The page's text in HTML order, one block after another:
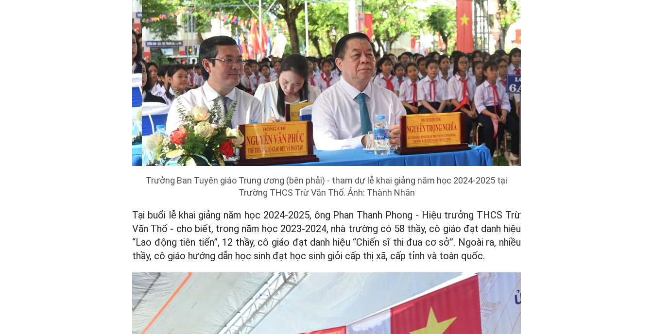
Trưởng Ban Tuyên giáo Trung ương (bên phải) - tham dự lễ khai giảng năm học 2024-2025 tại
Trường THCS Trừ Văn Thố. Ảnh: Thành Nhân
Tại buổi lễ khai giảng năm học 2024-2025, ông Phan Thanh Phong - Hiệu trưởng THCS Trừ
Văn Thố - cho biết, trong năm học 2023-2024, nhà trường có 58 thầy, cô giáo đạt danh hiệu
“Lao động tiên tiến”, 12 thầy, cô giáo đạt danh hiệu “Chiến sĩ thi đua cơ sở”. Ngoài ra, nhiều
thầy, cô giáo hướng dẫn học sinh đạt học sinh giỏi cấp thị xã, cấp tỉnh và toàn quốc.